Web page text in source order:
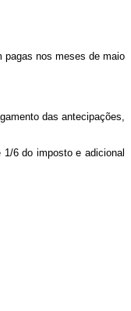
nos meses de maio
das antecipações,
6 do imposto e adicional